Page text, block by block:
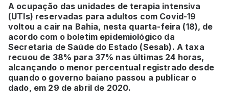
A ocupação das unidades de terapia intensiva
(UTIs) reservadas para adultos com Covid-19
voltou a cair na Bahia, nesta quarta-feira (18), de
acordo com o boletim epidemiológico da
Secretaria de Saúde do Estado (Sesab). A taxa
recuou de 38% para 37% nas últimas 24 horas,
alcançando o menor percentual registrado desde
quando o governo baiano passou a publicar o
dado, em 29 de abril de 2020.